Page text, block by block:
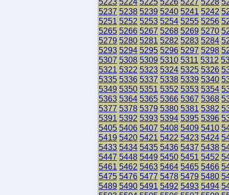
5237 5238 5239 5240 5241 5242
5251 5252 5253 5254 5255 5256
5265 5266 5267 5268 5269 5270
5279 5280 5281 5282 5283 5284
5293 5294 5295 5296 5297 5298
5307 5308 5309 5310 5311 5312
5321 5322 5323 5324 5325 5326
5335 5336 5337 5338 5339 5340
5349 5350 5351 5352 5353 5354
5363 5364 5365 5366 5367 5368
5377 5378 5379 5380 5381 5382
5391 5392 5393 5394 5395 5396
5405 5406 5407 5408 5409 5410
5419 5420 5421 5422 5423 5424
5433 5434 5435 5436 5437 5438
5447 5448 5449 5450 5451 5452
5461 5462 5463 5464 5465 5466
5475 5476 5477 5478 5479 5480
5489 5490 5491 5492 5493 5494